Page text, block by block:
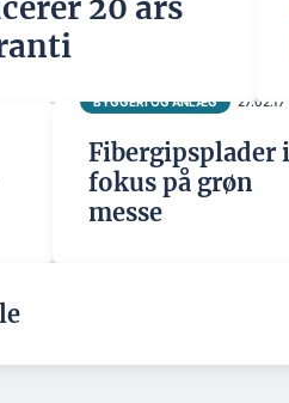
BYGGERI OG ANLÆG 27.02.17
Fibergipsplader i
fokus på grøn
messe